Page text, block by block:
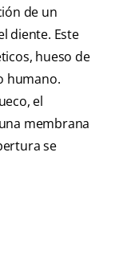
de un
diente. Este
hueso de
humano.
el
membrana
se